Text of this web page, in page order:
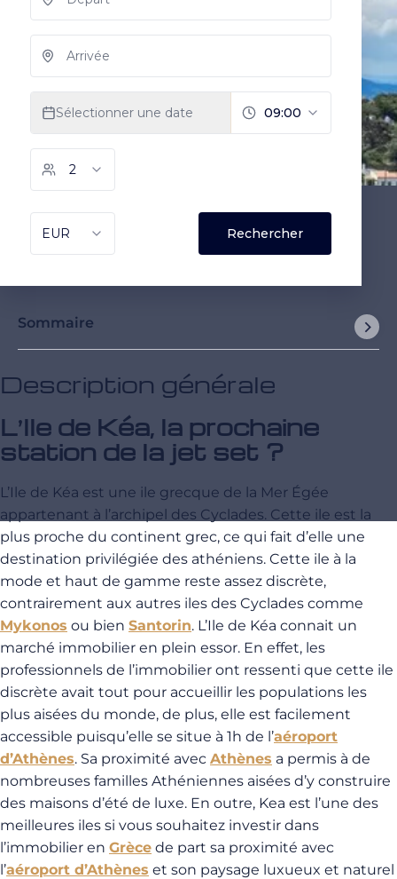
Sommaire
Description générale
L’Ile de Kéa, la prochaine
station de la jet set ?
L’Ile de Kéa est une ile grecque de la Mer Égée
appartenant à l’archipel des Cyclades. Cette ile est la
plus proche du continent grec, ce qui fait d’elle une
destination privilégiée des athéniens. Cette ile à la
mode et haut de gamme reste assez discrète,
contrairement aux autres iles des Cyclades comme
Mykonos ou bien Santorin. L’Ile de Kéa connait un
marché immobilier en plein essor. En effet, les
professionnels de l’immobilier ont ressenti que cette ile
discrète avait tout pour accueillir les populations les
plus aisées du monde, de plus, elle est facilement
accessible puisqu’elle se situe à 1h de l’aéroport
d’Athènes. Sa proximité avec Athènes a permis à de
nombreuses familles Athéniennes aisées d’y construire
des maisons d’été de luxe. En outre, Kea est l’une des
meilleures iles si vous souhaitez investir dans
l’immobilier en Grèce de part sa proximité avec
l’aéroport d’Athènes et son paysage luxueux et naturel